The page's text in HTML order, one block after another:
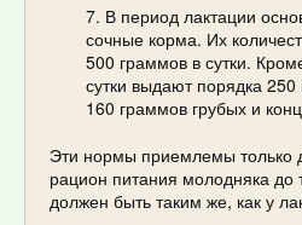
В период лактации
сочные корма. Их
500 граммов в сутки.
сутки выдают порядка
160 граммов грубых и
Эти нормы приемлемы только
рацион питания молодняка до
должен быть таким же, как у